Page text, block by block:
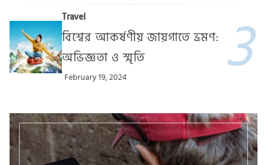
Travel
বিশ্বের আকর্ষণীয় জায়গাতে ভ্রমণ:
অভিজ্ঞতা ও স্মৃতি
February 19, 2024